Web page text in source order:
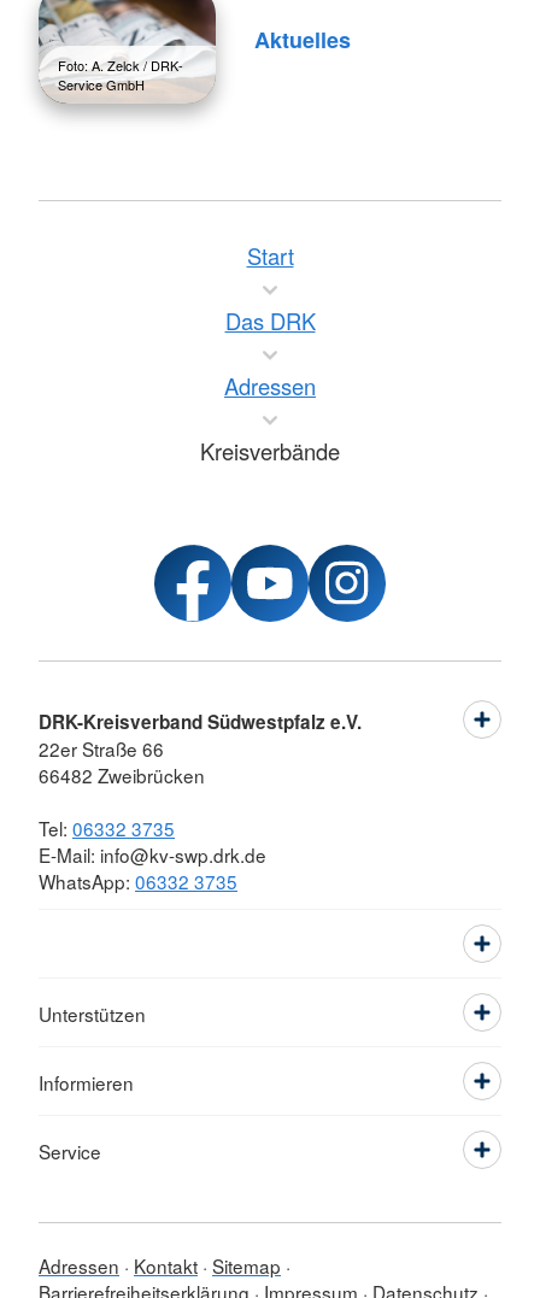
Foto: A. Zelck / DRK-
Service GmbH
Aktuelles
Start
Das DRK
Adressen
Kreisverbände
DRK-Kreisverband Südwestpfalz e.V.
22er Straße 66
66482 Zweibrücken
Tel: 06332 3735
E-Mail: info@kv-swp.drk.de
WhatsApp: 06332 3735
Unterstützen
Informieren
Service
Adressen Kontakt Sitemap
Barrierefreiheitserklärung
Impressum Datenschutz